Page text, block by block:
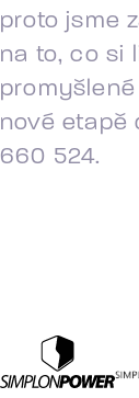
proto jsme
na to, co si
nové etapě
660 524.